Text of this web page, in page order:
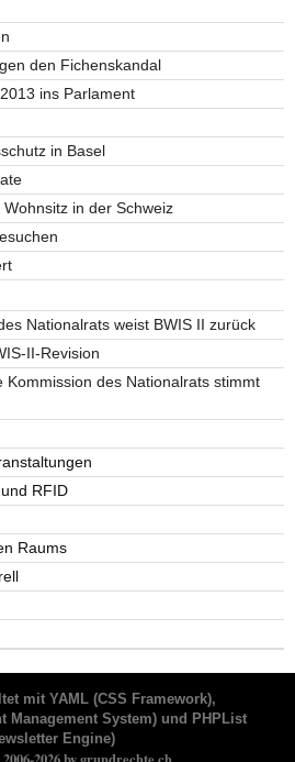
den Fichenskandal
ins Parlament
in Basel
in der Schweiz
Nationalrats weist BWIS II zurück
II-Revision
Kommission des Nationalrats stimmt
RFID
Raums
mit YAML(CSS Framework),
Management System) und PHPList
Engine)